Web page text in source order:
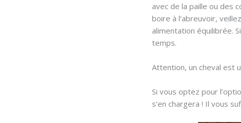
avec de la paille ou des
boire à l’abreuvoir,
alimentation équilibrée.
temps.
Attention, un cheval est
Si vous optez pour
s’en chargera ! Il vous